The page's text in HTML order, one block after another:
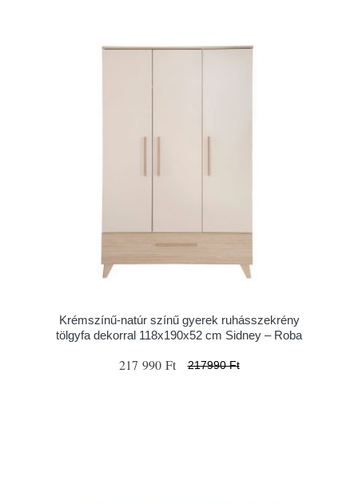
Krémszínű-natúr színű gyerek ruhásszekrény
tölgyfa dekorral 118x190x52 cm Sidney – Roba
217 990 Ft 217990 Ft